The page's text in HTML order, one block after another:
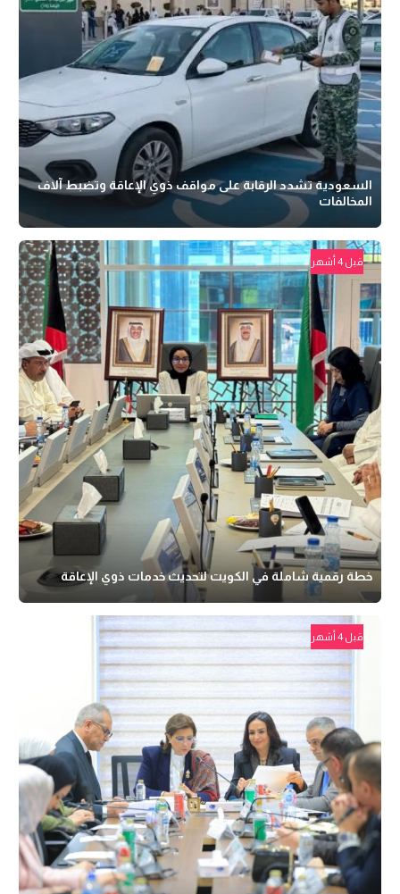
السعودية تشدد الرقابة على مواقف ذوي الإعاقة وتضبط آلاف
المخالفات
قبل 4 أشهر
خطة رقمية شاملة في الكويت لتحديث خدمات ذوي الإعاقة
قبل 4 أشهر